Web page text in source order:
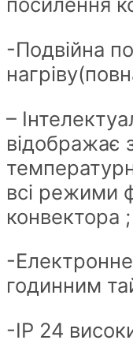
-Подвійна
–
відображає
всі режими
конвектора ;
-
годинним
-ІР 24